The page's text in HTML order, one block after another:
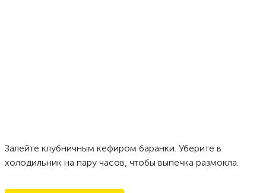
Залейте клубничным кефиром баранки. Уберите в
холодильник на пару часов, чтобы выпечка размокла.